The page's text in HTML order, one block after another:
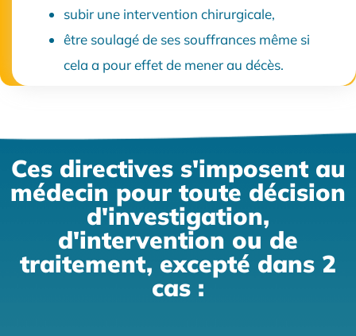
subir une intervention chirurgicale,
être soulagé de ses souffrances même si
cela a pour effet de mener au décès.
Ces directives s'imposent au
médecin pour toute décision
d'investigation,
d'intervention ou de
traitement, excepté dans 2
cas :